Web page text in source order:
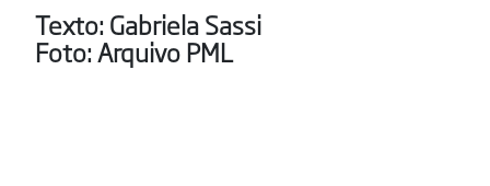
Texto: Gabriela Sassi
Foto:Arquivo PML